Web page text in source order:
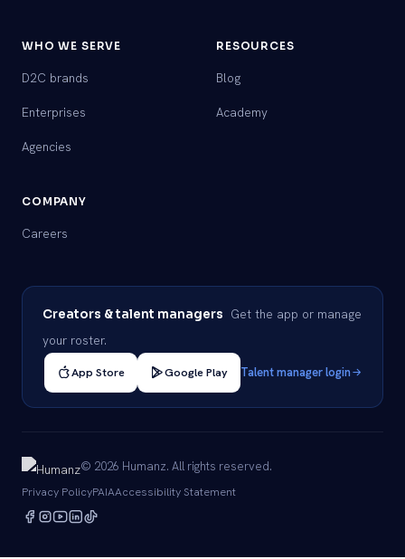
WHO WE SERVE
D2C brands
Enterprises
Agencies
RESOURCES
Blog
Academy
COMPANY
Careers
Creators & talent managers Get the app or manage
your roster.
App Store Google Play Talent manager login
© 2026 Humanz. All rights reserved.
Privacy PolicyPAIAAccessibility Statement